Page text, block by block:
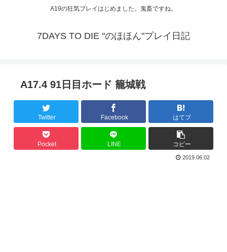
A19の狂気プレイはじめました。鬼畜ですね。
7DAYS TO DIE "のほほん"プレイ日記
A17.4 91日目ホード 籠城戦
Twitter Facebook はてブ
Pocket LINE コピー
2019.06.02